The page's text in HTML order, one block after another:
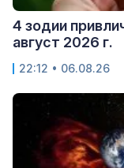
4 зодии
август 2026 г.
22:12 • 06.08.26